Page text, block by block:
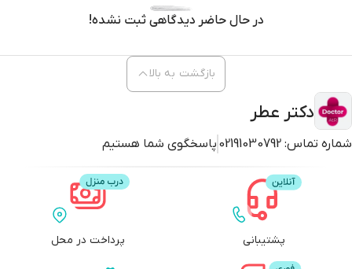
Hugo Boss Femme
ادو پرفیوم زنانه هوگو بوس
قیمت عطر هوگو بوس فم
عطر زنانه برای تابستان
ادکلن اصل هوگو بوس
در حال حاضر دیدگاهی ثبت نشده!
دکتر عطر
شماره تماس: 02191030792 پاسخگوی شما هستیم
بازگشت به بالا
پشتیبانی پرداخت در محل